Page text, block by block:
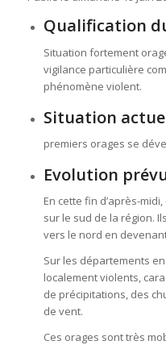
Qualification
Situation fortement
vigilance particulière
phénomène violent.
Situation
premiers orages se
Evolution
En cette fin d’après-
sur le sud de la région.
vers le nord en
Sur les départements
localement violents,
de précipitations, des
de vent.
Ces orages sont très